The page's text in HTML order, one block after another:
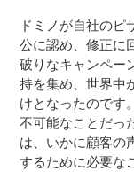
ドミノが自社のピ
公に認め、修正に
破りなキャンペー
持を集め、世界中
けとなったのです
不可能なことだっ
は、いかに顧客の
するために必要な